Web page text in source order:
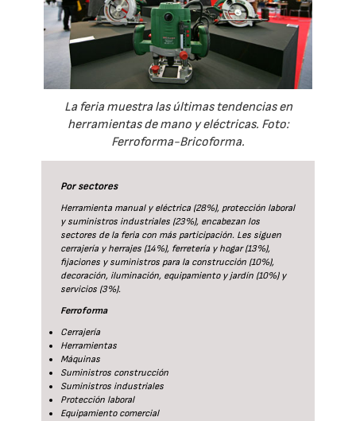
La feria muestra las últimas tendencias en
herramientas de mano y eléctricas. Foto:
Ferroforma-Bricoforma.
Por sectores
Herramienta manual y eléctrica (28%), protección laboral
y suministros industriales (23%), encabezan los
sectores de la feria con más participación. Les siguen
cerrajería y herrajes (14%), ferretería y hogar (13%),
fijaciones y suministros para la construcción (10%),
decoración, iluminación, equipamiento y jardín (10%) y
servicios (3%).
Ferroforma
Cerrajería
Herramientas
Máquinas
Suministros construcción
Suministros industriales
Protección laboral
Equipamiento comercial